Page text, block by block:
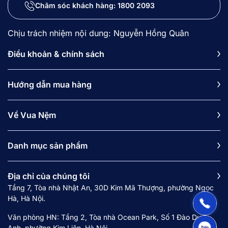
mua bộ ga giường (drap) vừa vặn không?
7.3. Phòng ngủ của tôi ở gác xép/lối đi hẹp,
nên chọn loại nệm 1m4 nào để dễ vận chuyển
1. Nệm 140x200 phù hợp với cho
mấy người nằm?
Nệm kích thước 140x200 cm (kích cỡ Double) là
dòng sản phẩm sở hữu số đo nhân trắc học mang
thoải mái hoặc 2 người lớn có vóc dáng cân đối
Với chiều rộng 1m4 và chiều dài tiêu chuẩn 2m,
dòng
đệmnày không quá chật chội như nệm đơn
nhưng cũng không chiếm dụng nhiều không gian
phòng ngủ như các dòng Queen size hay King
Chăm sóc khách hàng: 1800 2093
Chịu trách nhiệm nội dung: Nguyễn Hồng Quân
Điều khoản & chính sách
Hướng dẫn mua hàng
Về Vua Nệm
Danh mục sản phẩm
Địa chỉ của chúng tôi
Tầng 7, Tòa nhà Nhật An, 30D Kim Mã Thượng, phường Ngọc
Hà, Hà Nội.
Văn phòng HN: Tầng 2, Tòa nhà Ocean Park, Số 1 Đào Duy